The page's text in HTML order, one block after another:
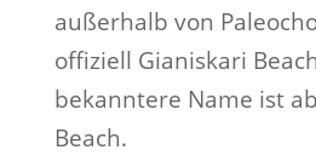
außerhalb von
offiziell Gianiskari
bekanntere Name ist
Beach.